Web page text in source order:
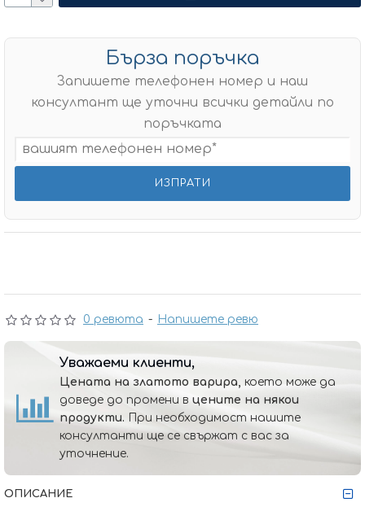
0 ревюта - Напишете ревю
Бърза поръчка
Запишете телефонен номер и наш
консултант ще уточни всички детайли по
поръчката
Уважаеми клиенти,
Цената на златото варира, което може да
доведе до промени в цените на някои
продукти. При необходимост нашите
консултанти ще се свържат с вас за
уточнение.
ОПИСАНИЕ